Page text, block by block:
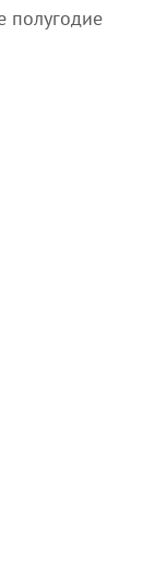
полугодие